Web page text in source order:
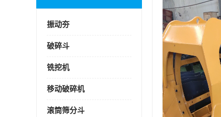
振动夯
破碎斗
铣挖机
移动破碎机
滚筒筛分斗